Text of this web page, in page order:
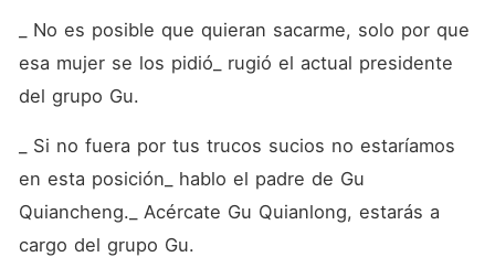
_ No es posible que quieran sacarme, solo por que
esa mujer se los pidió_ rugió el actual presidente
del grupo Gu.
_ Si no fuera por tus trucos sucios no estaríamos
en esta posición_ hablo el padre de Gu
Quiancheng._ Acércate Gu Quianlong, estarás a
cargo del grupo Gu.